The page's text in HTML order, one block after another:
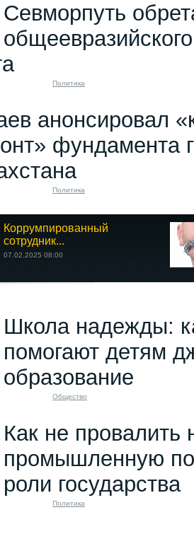
Севморпуть
Политика
анонсировал
фундамента
Политика
Коррумпированный
сотрудник...
07.02.2025 08:00
Школа надежды:
помогают детям
образование
Общество
Как не провалить
промышленную
роли государства
Политика